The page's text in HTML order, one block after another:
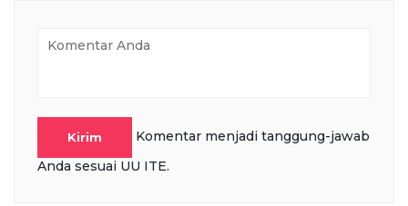
Kirim
Komentar menjadi tanggung-jawab
Anda sesuai UU ITE.